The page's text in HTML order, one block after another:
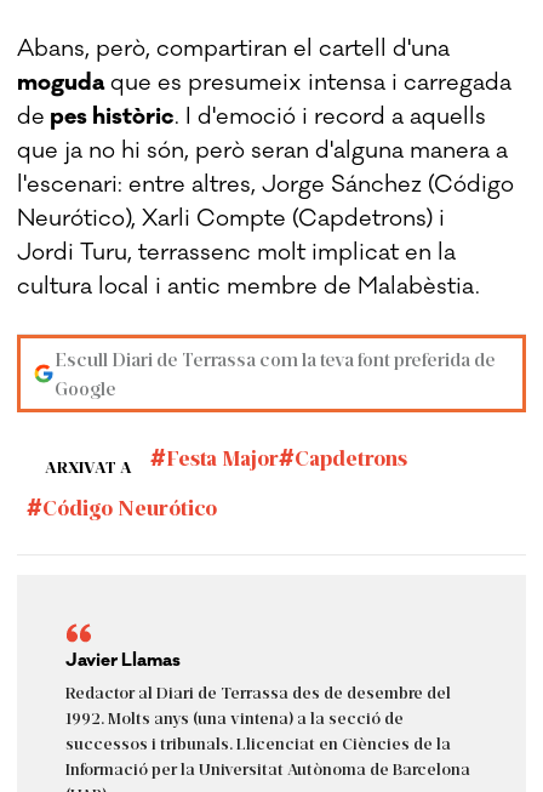
Abans, però, compartiran el cartell d'una
mogudaque es presumeix intensa i carregada
de pes històric. I d'emoció i record a aquells
que ja no hi són, però seran d'alguna manera a
l'escenari: entre altres, Jorge Sánchez (Código
Neurótico), Xarli Compte (Capdetrons) i
Jordi Turu, terrassenc molt implicat en la
cultura local i antic membre de Malabèstia.
Escull Diari de Terrassa com la teva font preferida de
Google
ARXIVAT A Festa Major
Capdetrons
Código Neurótico
Javier Llamas
Redactor al Diari de Terrassa des de desembre del
1992. Molts anys (una vintena) a la secció de
successos i tribunals. Llicenciat en Ciències de la
Informació per la Universitat Autònoma de Barcelona